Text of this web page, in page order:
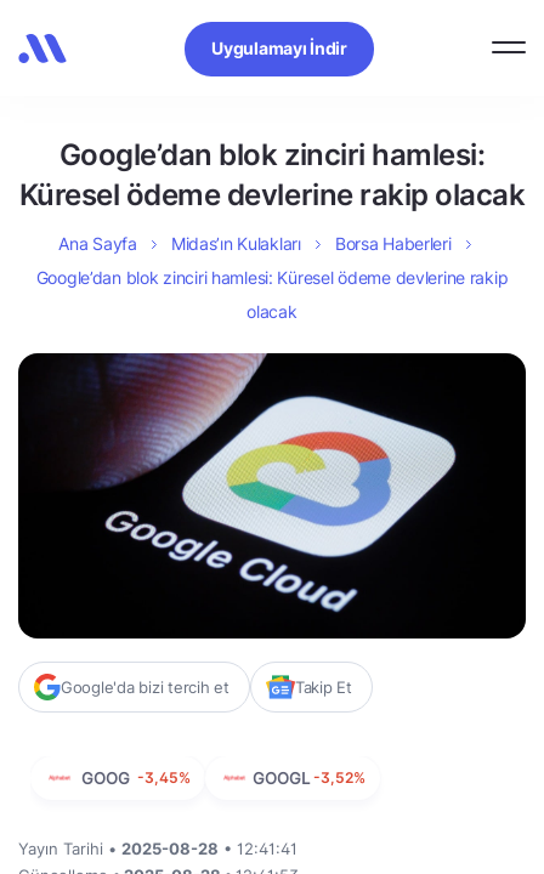
Uygulamayı İndir
Google’dan blok zinciri hamlesi:
Küresel ödeme devlerine rakip olacak
Ana Sayfa Midas’ın Kulakları
Borsa Haberleri
Google’dan blok zinciri hamlesi: Küresel ödeme devlerine rakip
olacak
Google'da bizi tercih et Takip Et
GOOG -3,45% GOOGL -3,52%
Yayın Tarihi • 2025-08-28 • 12:41:41